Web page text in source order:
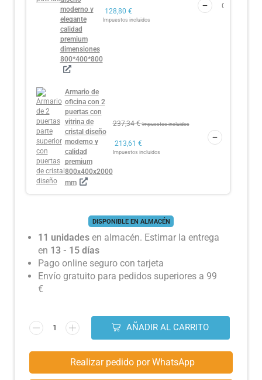
moderno y
elegante
calidad
premium
dimensiones
800*400*800
128,80 €
Impuestos incluidos
Armario de
oficina con 2
puertas con
vitrina de
cristal diseño
moderno y
calidad
premium
800x400x2000
mm
237,34€ Impuestos incluidos
213,61 €
Impuestos incluidos
DISPONIBLE EN ALMACÉN
11 unidades en almacén. Estimar la entrega
en 13 - 15 días
Pago online seguro con tarjeta
Envío gratuito para pedidos superiores a 99
€
AÑADIR AL CARRITO
Realizar pedido por WhatsApp